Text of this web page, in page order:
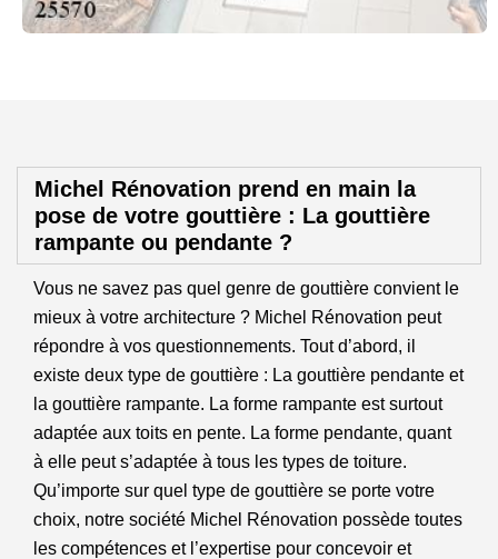
Michel Rénovation prend en main la
pose de votre gouttière : La gouttière
rampante ou pendante ?
Vous ne savez pas quel genre de gouttière convient le
mieux à votre architecture ? Michel Rénovation peut
répondre à vos questionnements. Tout d’abord, il
existe deux type de gouttière : La gouttière pendante et
la gouttière rampante. La forme rampante est surtout
adaptée aux toits en pente. La forme pendante, quant
à elle peut s’adaptée à tous les types de toiture.
Qu’importe sur quel type de gouttière se porte votre
choix, notre société Michel Rénovation possède toutes
les compétences et l’expertise pour concevoir et